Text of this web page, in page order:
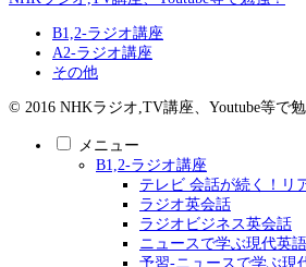
B1,2-ラジオ講座
A2-ラジオ講座
その他
© 2016 NHKラジオ,TV講座、Youtube等で勉
メニュー
B1,2-ラジオ講座
テレビ 会話が続く！リ
ラジオ英会話
ラジオビジネス英会話
ニュースで学ぶ現代英語
予習-ニュースで学ぶ現